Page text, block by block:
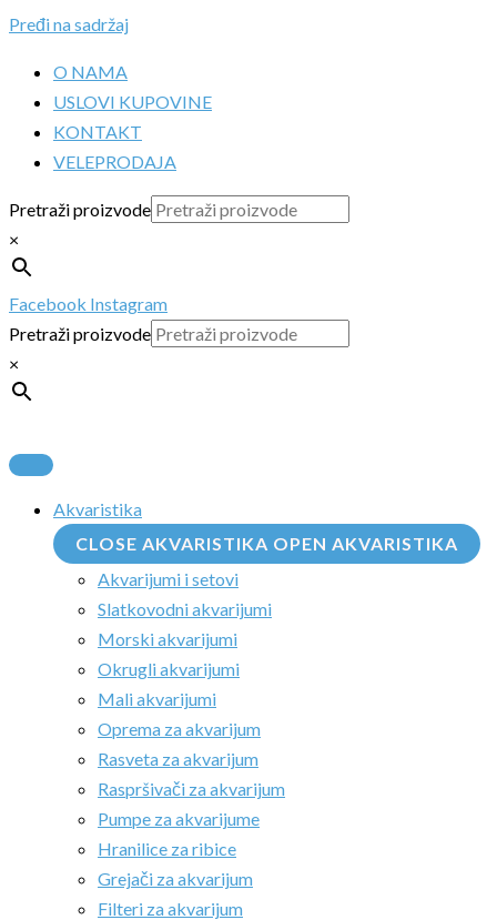
Pređi na sadržaj
O NAMA
USLOVI KUPOVINE
KONTAKT
VELEPRODAJA
Pretraži proizvode
×
Facebook Instagram
Pretraži proizvode
×
Akvaristika
CLOSE AKVARISTIKA OPEN AKVARISTIKA
Akvarijumi i setovi
Slatkovodni akvarijumi
Morski akvarijumi
Okrugli akvarijumi
Mali akvarijumi
Oprema za akvarijum
Rasveta za akvarijum
Raspršivači za akvarijum
Pumpe za akvarijume
Hranilice za ribice
Grejači za akvarijum
Filteri za akvarijum